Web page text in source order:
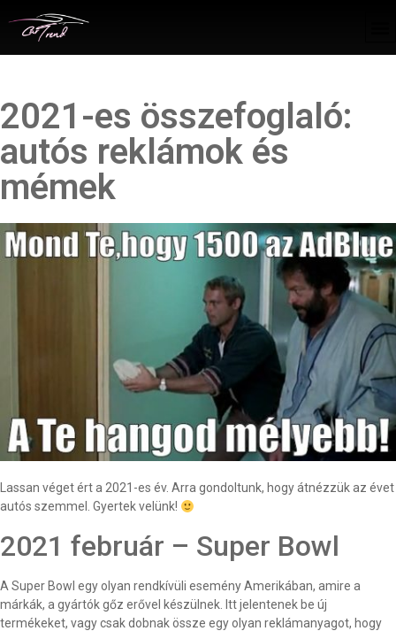
2021-es összefoglaló:
autós reklámok és
mémek
Lassan véget ért a 2021-es év. Arra gondoltunk, hogy átnézzük az évet
autós szemmel. Gyertek velünk!
2021 február – Super Bowl
A Super Bowl egy olyan rendkívüli esemény Amerikában, amire a
márkák, a gyártók gőz erővel készülnek. Itt jelentenek be új
termékeket, vagy csak dobnak össze egy olyan reklámanyagot, hogy